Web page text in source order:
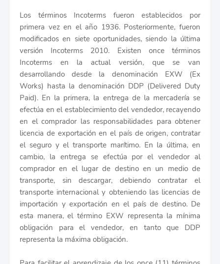
Los términos Incoterms fueron establecidos por
primera vez en el año 1936. Posteriormente, fueron
modificados en siete oportunidades, siendo la última
versión Incoterms 2010. Existen once términos
Incoterms en la actual versión, que se van
desarrollando desde la denominación EXW (Ex
Works) hasta la denominación DDP (Delivered Duty
Paid). En la primera, la entrega de la mercadería se
efectúa en el establecimiento del vendedor, recayendo
en el comprador las responsabilidades para obtener
licencia de exportación en el país de origen, contratar
el seguro y el transporte marítimo. En la última, en
cambio, la entrega se efectúa por el vendedor al
comprador en el lugar de destino en un medio de
transporte, sin descargar, debiendo contratar el
transporte internacional y obteniendo las licencias de
importación y exportación en el país de destino. De
esta manera, el término EXW representa la mínima
obligación para el vendedor, en tanto que DDP
representa la máxima obligación.